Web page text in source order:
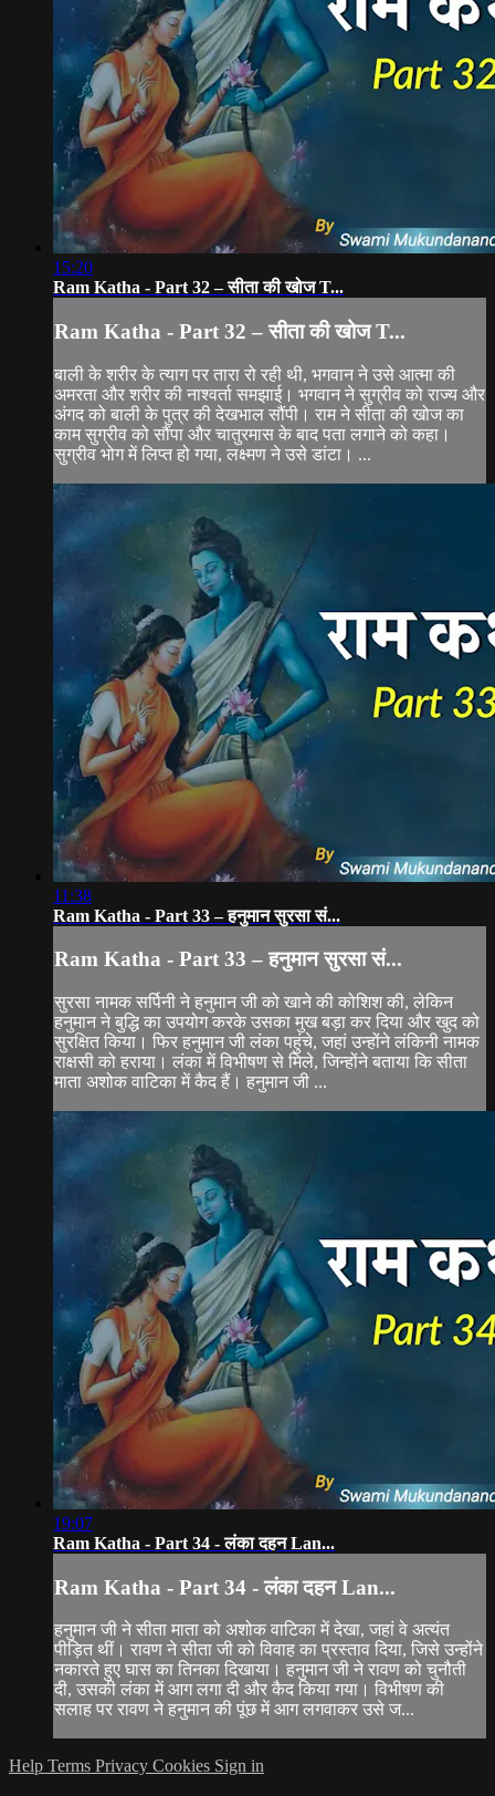
15:20
Ram Katha - Part 32 – सीता की खोज T...
Ram Katha - Part 32 – सीता की खोज T...
बाली के शरीर के त्याग पर तारा रो रही थी, भगवान ने उसे आत्मा की
अमरता और शरीर की नाश्वर्ता समझाई। भगवान ने सुग्रीव को राज्य और
अंगद को बाली के पुत्र की देखभाल सौंपी। राम ने सीता की खोज का
काम सुग्रीव को सौंपा और चातुरमास के बाद पता लगाने को कहा।
सुग्रीव भोग में लिप्त हो गया, लक्ष्मण ने उसे डांटा। ...
11:38
Ram Katha - Part 33 – हनुमान सुरसा सं...
Ram Katha - Part 33 – हनुमान सुरसा सं...
सुरसा नामक सर्पिनी ने हनुमान जी को खाने की कोशिश की, लेकिन
हनुमान ने बुद्धि का उपयोग करके उसका मुख बड़ा कर दिया और खुद को
सुरक्षित किया। फिर हनुमान जी लंका पहुंचे, जहां उन्होंने लंकिनी नामक
राक्षसी को हराया। लंका में विभीषण से मिले, जिन्होंने बताया कि सीता
माता अशोक वाटिका में कैद हैं। हनुमान जी ...
19:07
Ram Katha - Part 34 - लंका दहन Lan...
Ram Katha - Part 34 - लंका दहन Lan...
हनुमान जी ने सीता माता को अशोक वाटिका में देखा, जहां वे अत्यंत
पीड़ित थीं। रावण ने सीता जी को विवाह का प्रस्ताव दिया, जिसे उन्होंने
नकारते हुए घास का तिनका दिखाया। हनुमान जी ने रावण को चुनौती
दी, उसकी लंका में आग लगा दी और कैद किया गया। विभीषण की
सलाह पर रावण ने हनुमान की पूंछ में आग लगवाकर उसे ज...
Help Terms Privacy Cookies Sign in